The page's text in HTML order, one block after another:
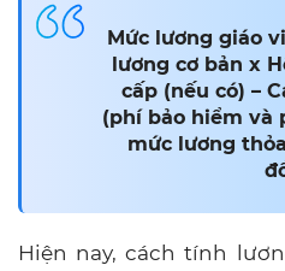
Mức lương giáo
lương cơ bản x
cấp (nếu có) –
(phí bảo hiểm và
mức lương
Hiện nay, cách tính